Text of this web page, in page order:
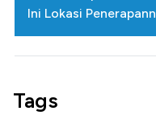
Ini Lokasi
Tags